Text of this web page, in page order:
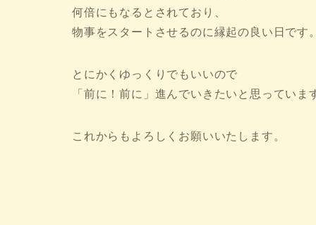
何倍にもなるとされており、
物事をスタートさせるのに縁起の良い日です
とにかくゆっくりでもいいので
「前に！前に」進んでいきたいと思っていま
これからもよろしくお願いいたします。